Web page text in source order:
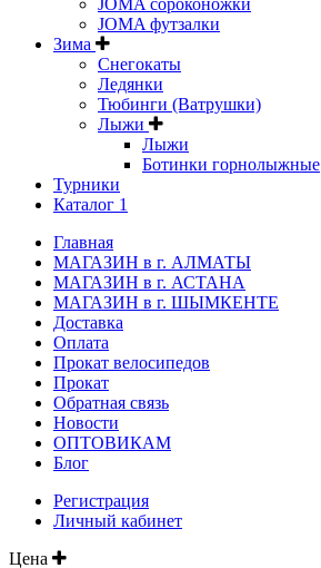
JOMA футзалки
Зима
Снегокаты
Ледянки
Тюбинги (Ватрушки)
Лыжи
Лыжи
Ботинки горнолыжные
Турники
Каталог 1
Главная
МАГАЗИН в г. АЛМАТЫ
МАГАЗИН в г. АСТАНА
МАГАЗИН в г. ШЫМКЕНТЕ
Доставка
Оплата
Прокат велосипедов
Прокат
Обратная связь
Новости
ОПТОВИКАМ
Блог
Регистрация
Личный кабинет
Цена